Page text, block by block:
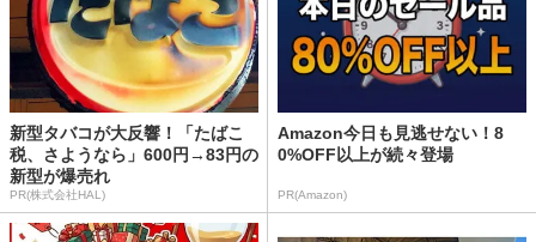
新型タバコが大反響！「たばこ
税、さようなら」600円→83円の
新型が爆売れ
PR(株式会社HAL)
Amazon今日も見逃せない！8
0%OFF以上が続々登場
PR(Amazon)